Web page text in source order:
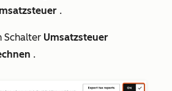
.
Schalter Umsatzsteuer
.